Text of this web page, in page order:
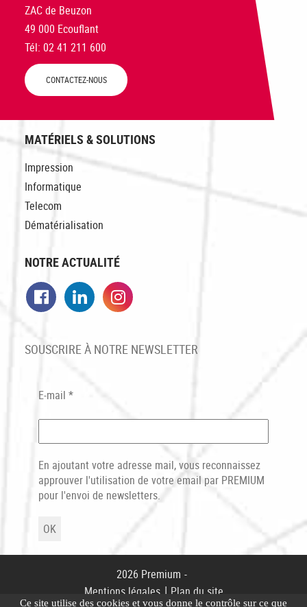
Ce site utilise des cookies et vous donne le contrôle sur ce que
ZAC de Beuzon
49 000 Ecouflant
Tél: 02 41 211 600
CONTACTEZ-NOUS
MATÉRIELS & SOLUTIONS
Impression
Informatique
Telecom
Dématérialisation
NOTRE ACTUALITÉ
FacebookLinkedIn
SOUSCRIRE À NOTRE NEWSLETTER
E-mail *
En ajoutant votre adresse mail, vous reconnaissez
approuver l'utilisation de votre email par PREMIUM
pour l'envoi de newsletters.
2026 Premium -
Mentions légales | Plan du site